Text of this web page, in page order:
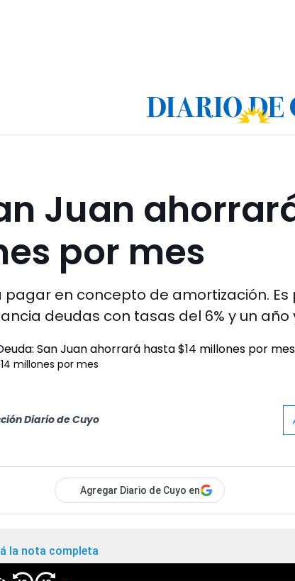
Juan
por mes
pagar en concepto de amortización.
deudas con tasas del 6% y un
millones por mes
Diario de Cuyo
Agregar Diario de Cuyo en
la nota completa